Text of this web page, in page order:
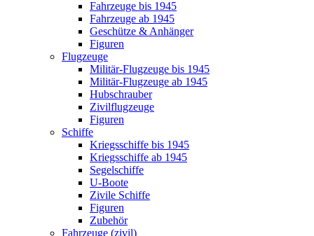
Fahrzeuge bis 1945
Fahrzeuge ab 1945
Geschütze & Anhänger
Figuren
Flugzeuge
Militär-Flugzeuge bis 1945
Militär-Flugzeuge ab 1945
Hubschrauber
Zivilflugzeuge
Figuren
Schiffe
Kriegsschiffe bis 1945
Kriegsschiffe ab 1945
Segelschiffe
U-Boote
Zivile Schiffe
Figuren
Zubehör
Fahrzeuge (zivil)